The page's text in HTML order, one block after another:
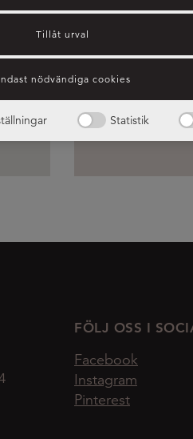
Tillåt urval
nödvändiga cookies
Statistik
FÖLJ OSS I
Facebook
Instagram
Pinterest